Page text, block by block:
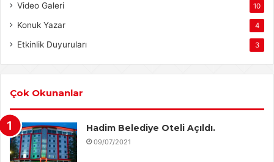
Video Galeri 10
Konuk Yazar 4
Etkinlik Duyuruları 3
Çok Okunanlar
Hadim Belediye Oteli Açıldı.
09/07/2021